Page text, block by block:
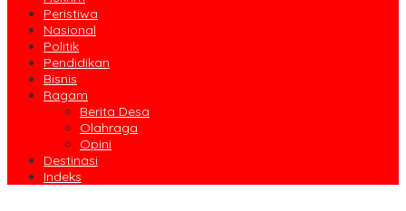
Peristiwa
Nasional
Politik
Pendidikan
Bisnis
Ragam
Berita Desa
Olahraga
Opini
Destinasi
Indeks